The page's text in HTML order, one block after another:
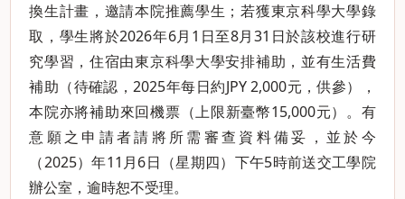
換生計畫，邀請本院推薦學生；若獲東京科學大學錄
取，學生將於2026年6月1日至8月31日於該校進行研
究學習，住宿由東京科學大學安排補助，並有生活費
補助（待確認，2025年每日約JPY 2,000元，供參），
本院亦將補助來回機票（上限新臺幣15,000元）。有
意願之申請者請將所需審查資料備妥，並於今
（2025）年11月6日（星期四）下午5時前送交工學院
辦公室，逾時恕不受理。